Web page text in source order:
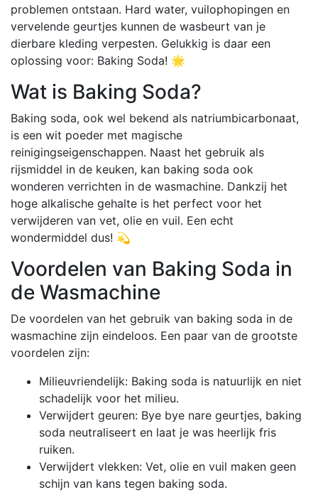
problemen ontstaan. Hard water, vuilophopingen en
vervelende geurtjes kunnen de wasbeurt van je
dierbare kleding verpesten. Gelukkig is daar een
oplossing voor: Baking Soda! 🌟
Wat is Baking Soda?
Baking soda, ook wel bekend als natriumbicarbonaat,
is een wit poeder met magische
reinigingseigenschappen. Naast het gebruik als
rijsmiddel in de keuken, kan baking soda ook
wonderen verrichten in de wasmachine. Dankzij het
hoge alkalische gehalte is het perfect voor het
verwijderen van vet, olie en vuil. Een echt
wondermiddel dus! 💫
Voordelen van Baking Soda in
de Wasmachine
De voordelen van het gebruik van baking soda in de
wasmachine zijn eindeloos. Een paar van de grootste
voordelen zijn:
Milieuvriendelijk: Baking soda is natuurlijk en niet
schadelijk voor het milieu.
Verwijdert geuren: Bye bye nare geurtjes, baking
soda neutraliseert en laat je was heerlijk fris
ruiken.
Verwijdert vlekken: Vet, olie en vuil maken geen
schijn van kans tegen baking soda.